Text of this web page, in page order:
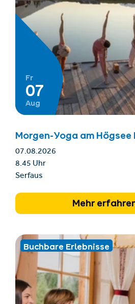
Fr
07
Aug
Morgen-Yoga am Högsee
07.08.2026
8.45 Uhr
Serfaus
Mehr
Buchbare Erlebnisse